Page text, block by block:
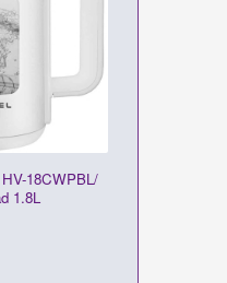
18CWPBL/
1.8L